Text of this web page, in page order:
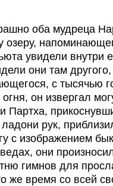
оба мудреца
озеру,
увидели внутри
они там другого,
с тысячью
он извергал
Партха,
рук,
с изображением
они
гимнов для
же время со всей